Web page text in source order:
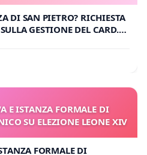
DI SAN PIETRO? RICHIESTA
GESTIONE DEL CARD.
E ISTANZA FORMALE DI
SU ELEZIONE LEONE XIV
FORMALE DI